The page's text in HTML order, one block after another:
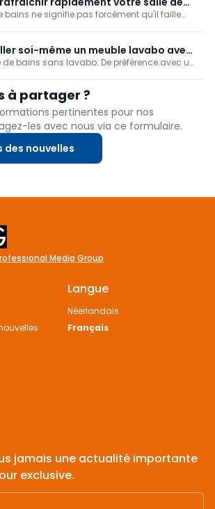
bains ne signifie pas forcément qu'il faille
pouvez facilement donner un nouveau
bains sans faire de gros travaux.
soi-même un meuble lavabo avec
bains sans lavabo. De préférence avec un
et le raccordement vous-même. Nous vous
à partager ?
pertinentes pour nos
les avec nous via ce formulaire.
des nouvelles
Media Group
Langue
Néerlandais
Français
jamais une actualité importante
exclusive.